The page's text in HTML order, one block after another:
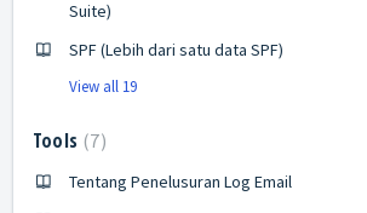
Suite)
SPF (Lebih dari satu data SPF)
View all 19
Tools 7
Tentang Penelusuran Log Email